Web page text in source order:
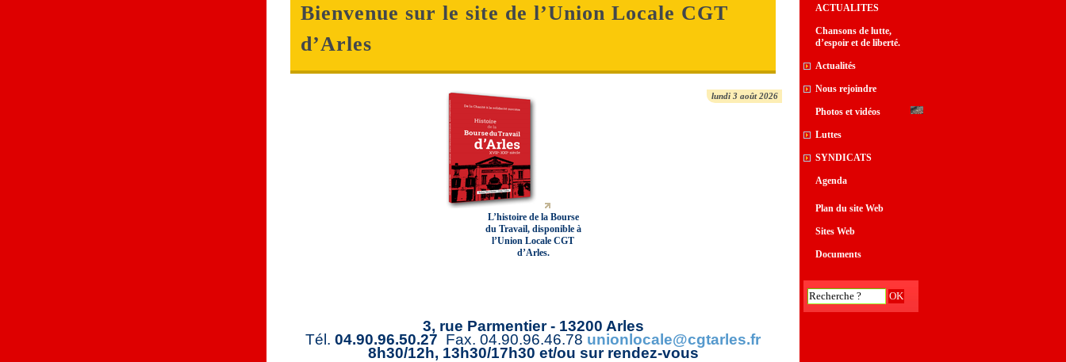
Bienvenue sur le site de l’Union Locale CGT
d’Arles
lundi 3 août 2026
L’histoire de la Bourse
du Travail, disponible à
l’Union Locale CGT
d’Arles.
3, rue Parmentier - 13200 Arles
Tél. 04.90.96.50.27 Fax. 04.90.96.46.78 unionlocale@cgtarles.fr
8h30/12h, 13h30/17h30 et/ou sur rendez-vous
ACTUALITES
Chansons de lutte,
d’espoir et de liberté.
Actualités
Nous rejoindre
Photos et vidéos
Luttes
SYNDICATS
Agenda
Plan du site Web
Sites Web
Documents